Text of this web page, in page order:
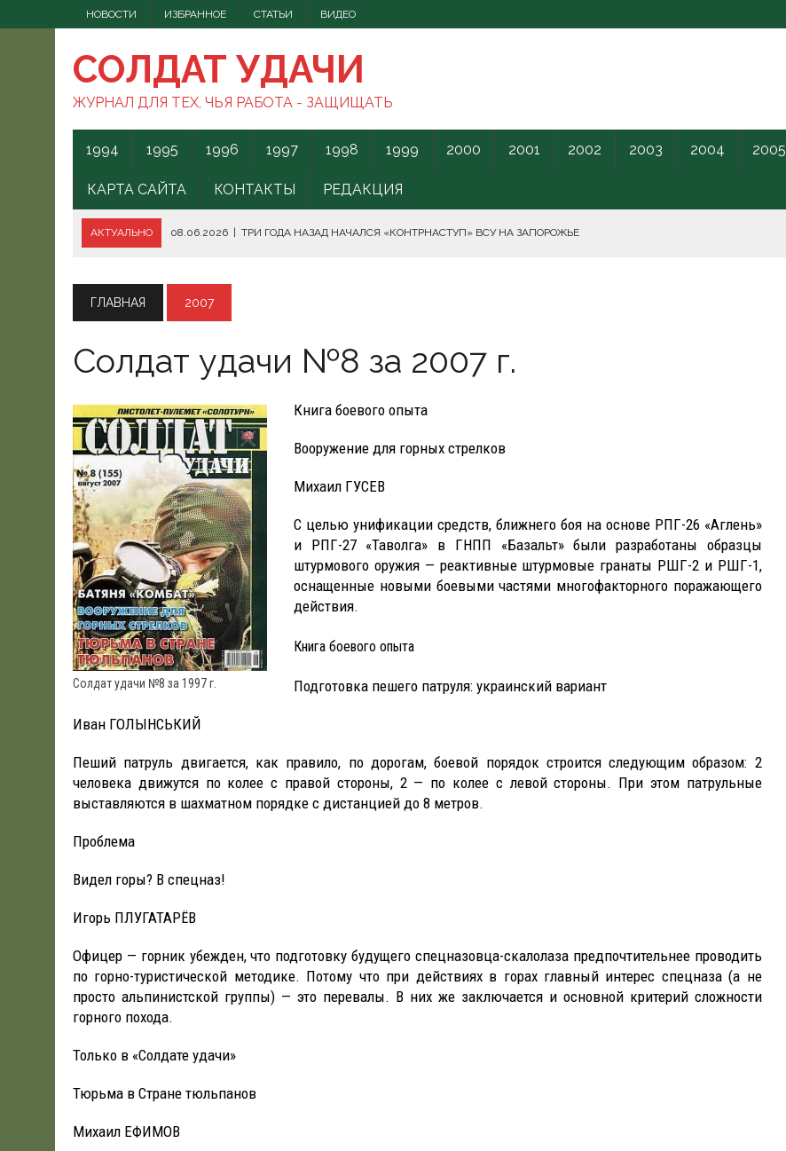
НОВОСТИ ИЗБРАННОЕ СТАТЬИ ВИДЕО
СОЛДАТ УДАЧИ
ЖУРНАЛ ДЛЯ ТЕХ, ЧЬЯ РАБОТА - ЗАЩИЩАТЬ
1994 1995 1996 1997 1998 1999 2000 2001 2002 2003 2004 2005
КАРТА САЙТА КОНТАКТЫ РЕДАКЦИЯ
АКТУАЛЬНО 08.06.2026 ТРИ ГОДА НАЗАД НАЧАЛСЯ «КОНТРНАСТУП» ВСУ НА ЗАПОРОЖЬЕ
07.06.2026 | БОРЬБА С НАШИМИ МОГАМИ. ЧТО ДЕЛАТЬ?
07.06.2026 ВЫЯСНИЛОСЬ, ОТКУДА ВСУ ЗАПУСКАЛИ БЕСПИЛОТНИКИ В ЛЕНОБЛАСТЬ НАКАНУНЕ ОТКРЫТИЯ ПМЭФ.
07.06.2026 | В КЕНИИ ВСПЫХНУЛИ ПРОТЕСТЫ ПРОТИВ СЕКРЕТНОГО КАРАНТИННОГО ЦЕНТРА США.
19.06.2026 | WSJ: ПЕНТАГОНУ НУЖНО $80 МЛРД ДЛЯ ПОКРЫТИЯ РАСХОДОВ НА КОНФЛИКТ С ИРАНОМ
ГЛАВНАЯ 2007
Солдат удачи №8 за 2007 г.
Солдат удачи №8 за 1997 г.
Книга боевого опыта
Вооружение для горных стрелков
Михаил ГУСЕВ
С целью унификации средств, ближнего боя на основе РПГ-26 «Аглень»
и РПГ-27 «Таволга» в ГНПП «Базальт» были разработаны образцы
штурмового оружия — реактивные штурмовые гранаты РШГ-2 и РШГ-1,
оснащенные новыми боевыми частями многофакторного поражающего
действия.
Книга боевого опыта
Подготовка пешего патруля: украинский вариант
Иван ГОЛЫНСЬКИЙ
Пеший патруль двигается, как правило, по дорогам, боевой порядок строится следующим образом: 2
человека движутся по колее с правой стороны, 2 — по колее с левой стороны. При этом патрульные
выставляются в шахматном порядке с дистанцией до 8 метров.
Проблема
Видел горы? В спецназ!
Игорь ПЛУГАТАРЁВ
Офицер — горник убежден, что подготовку будущего спецназовца-скалолаза предпочтительнее проводить
по горно-туристической методике. Потому что при действиях в горах главный интерес спецназа (а не
просто альпинистской группы) — это перевалы. В них же заключается и основной критерий сложности
горного похода.
Только в «Солдате удачи»
Тюрьма в Стране тюльпанов
Михаил ЕФИМОВ